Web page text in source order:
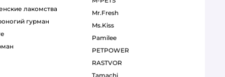
лакомства
гурман
Mr.Fresh
Ms.Kiss
Pamilee
PETPOWER
RASTVOR
Tamachi